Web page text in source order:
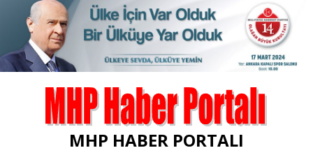
MHP HABER PORTALI